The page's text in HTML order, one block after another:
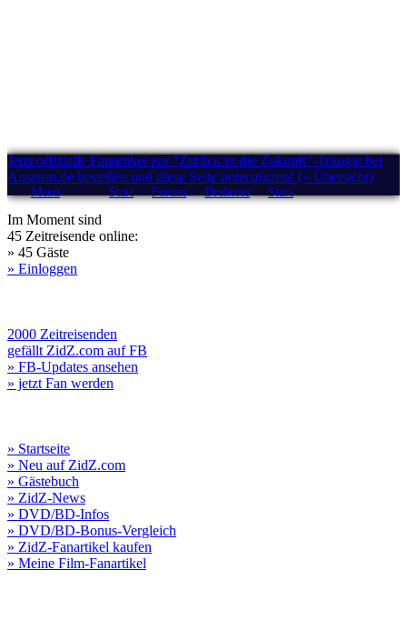
Jetzt offizielle Fanartikel zur "Zurück in die Zukunft"-Trilogie bei
Amazon.de bestellen und diese Seite unterstützen! (» Übersicht)
Menü Start Forum Drehorte Stars
Im Moment sind
45 Zeitreisende online:
» 45 Gäste
» Einloggen
2000 Zeitreisenden
gefällt ZidZ.com auf FB
» FB-Updates ansehen
» jetzt Fan werden
» Startseite
» Neu auf ZidZ.com
» Gästebuch
» ZidZ-News
» DVD/BD-Infos
» DVD/BD-Bonus-Vergleich
» ZidZ-Fanartikel kaufen
» Meine Film-Fanartikel